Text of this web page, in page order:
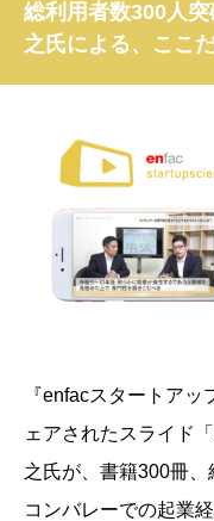
総利用者数300人
之氏による、ここ
『enfacスタートアッ
ェアされたスライド
之氏が、書籍300冊
コンバレーでの起業